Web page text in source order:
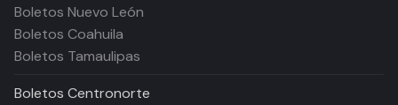
Boletos Nuevo León
Boletos Coahuila
Boletos Tamaulipas
Boletos Centronorte